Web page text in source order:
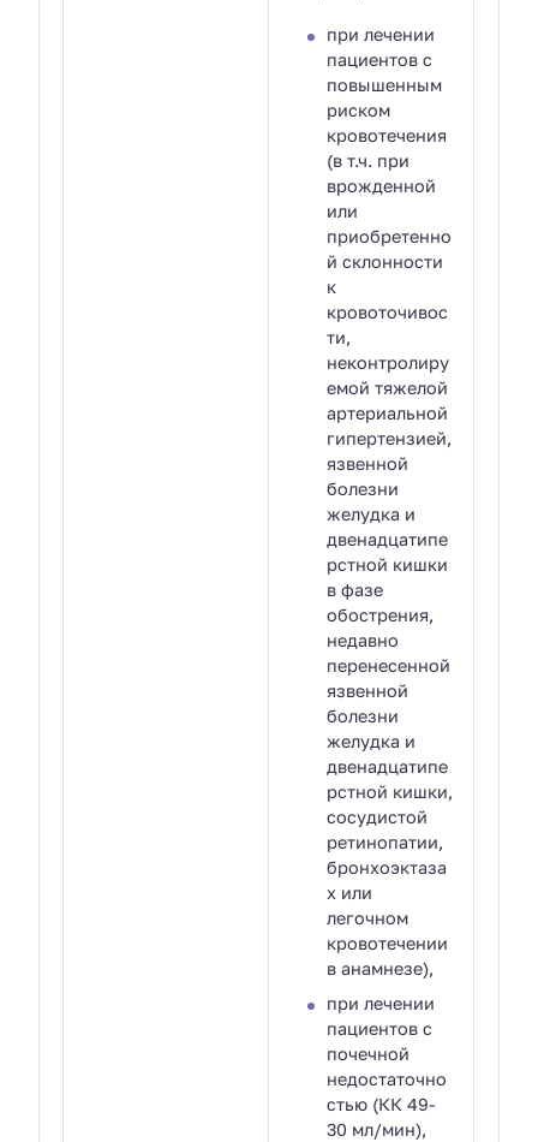
при лечении
пациентов с
повышенным
риском
кровотечения
(в т.ч. при
врожденной
или
приобретенно
й склонности
к
кровоточивос
ти,
неконтролиру
емой тяжелой
артериальной
гипертензией,
язвенной
болезни
желудка и
двенадцатипе
рстной кишки
в фазе
обострения,
недавно
перенесенной
язвенной
болезни
желудка и
двенадцатипе
рстной кишки,
сосудистой
ретинопатии,
бронхоэктаза
х или
легочном
кровотечении
в анамнезе),
при лечении
пациентов с
почечной
недостаточно
стью (КК 49-
30 мл/мин),